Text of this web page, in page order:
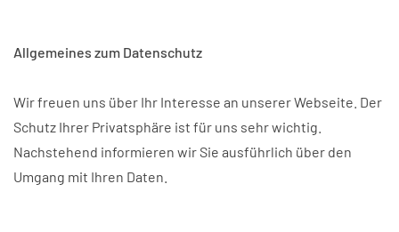
Allgemeines zum Datenschutz
Wir freuen uns über Ihr Interesse an unserer Webseite. Der
Schutz Ihrer Privatsphäre ist für uns sehr wichtig.
Nachstehend informieren wir Sie ausführlich über den
Umgang mit Ihren Daten.